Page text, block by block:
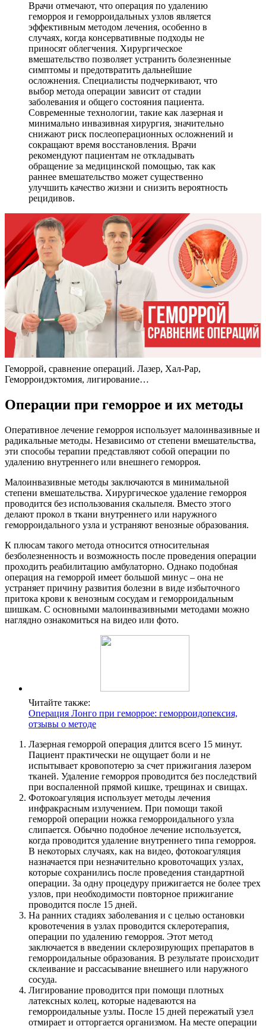
Врачи отмечают, что операция по удалению
геморроя и геморроидальных узлов является
эффективным методом лечения, особенно в
случаях, когда консервативные подходы не
приносят облегчения. Хирургическое
вмешательство позволяет устранить болезненные
симптомы и предотвратить дальнейшие
осложнения. Специалисты подчеркивают, что
выбор метода операции зависит от стадии
заболевания и общего состояния пациента.
Современные технологии, такие как лазерная и
минимально инвазивная хирургия, значительно
снижают риск послеоперационных осложнений и
сокращают время восстановления. Врачи
рекомендуют пациентам не откладывать
обращение за медицинской помощью, так как
раннее вмешательство может существенно
улучшить качество жизни и снизить вероятность
рецидивов.
Геморрой, сравнение операций. Лазер, Хал-Рар,
Геморроидэктомия, лигирование…
Операции при геморрое и их методы
Оперативное лечение геморроя использует малоинвазивные и
радикальные методы. Независимо от степени вмешательства,
эти способы терапии представляют собой операции по
удалению внутреннего или внешнего геморроя.
Малоинвазивные методы заключаются в минимальной
степени вмешательства. Хирургическое удаление геморроя
проводится без использования скальпеля. Вместо этого
делают прокол в ткани внутреннего или наружного
геморроидального узла и устраняют венозные образования.
К плюсам такого метода относится относительная
безболезненность и возможность после проведения операции
проходить реабилитацию амбулаторно. Однако подобная
операция на геморрой имеет большой минус – она не
устраняет причину развития болезни в виде избыточного
притока крови к венозным сосудам и геморроидальным
шишкам. С основными малоинвазивными методами можно
наглядно ознакомиться на видео или фото.
Читайте также:
Операция Лонго при геморрое: геморроидопексия,
отзывы о методе
Лазерная геморрой операция длится всего 15 минут.
Пациент практически не ощущает боли и не
испытывает кровопотерю за счет прижигания лазером
тканей. Удаление геморроя проводится без последствий
при воспаленной прямой кишке, трещинах и свищах.
Фотокоагуляция использует методы лечения
инфракрасным излучением. При помощи такой
геморрой операции ножка геморроидального узла
слипается. Обычно подобное лечение используется,
когда проводится удаление внутреннего типа геморроя.
В некоторых случаях, как на видео, фотокоагуляция
назначается при незначительно кровоточащих узлах,
которые сохранились после проведения стандартной
операции. За одну процедуру прижигается не более трех
узлов, при необходимости повторное прижигание
проводится после 15 дней.
На ранних стадиях заболевания и с целью остановки
кровотечения в узлах проводится склеротерапия,
операции по удалению геморроя. Этот метод
заключается в введении склерозирующих препаратов в
геморроидальные образования. В результате происходит
склеивание и рассасывание внешнего или наружного
сосуда.
Лигирование проводится при помощи плотных
латексных колец, которые надеваются на
геморроидальные узлы. После 15 дней пережатый узел
отмирает и отторгается организмом. На месте операции